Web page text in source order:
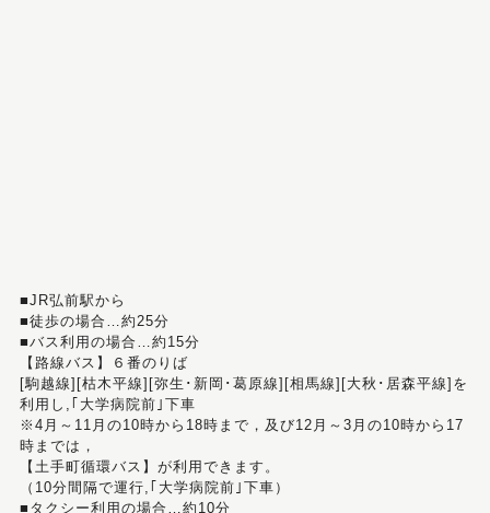
■JR弘前駅から
■徒歩の場合…約25分
■バス利用の場合…約15分
【路線バス】６番のりば
[駒越線][枯木平線][弥生･新岡･葛原線][相馬線][大秋･居森平線]を
利用し,｢大学病院前｣下車
※4月～11月の10時から18時まで，及び12月～3月の10時から17
時までは，
【土手町循環バス】が利用できます。
（10分間隔で運行,｢大学病院前｣下車）
■タクシー利用の場合…約10分